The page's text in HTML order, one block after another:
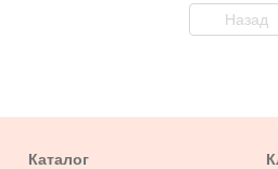
Назад
Каталог